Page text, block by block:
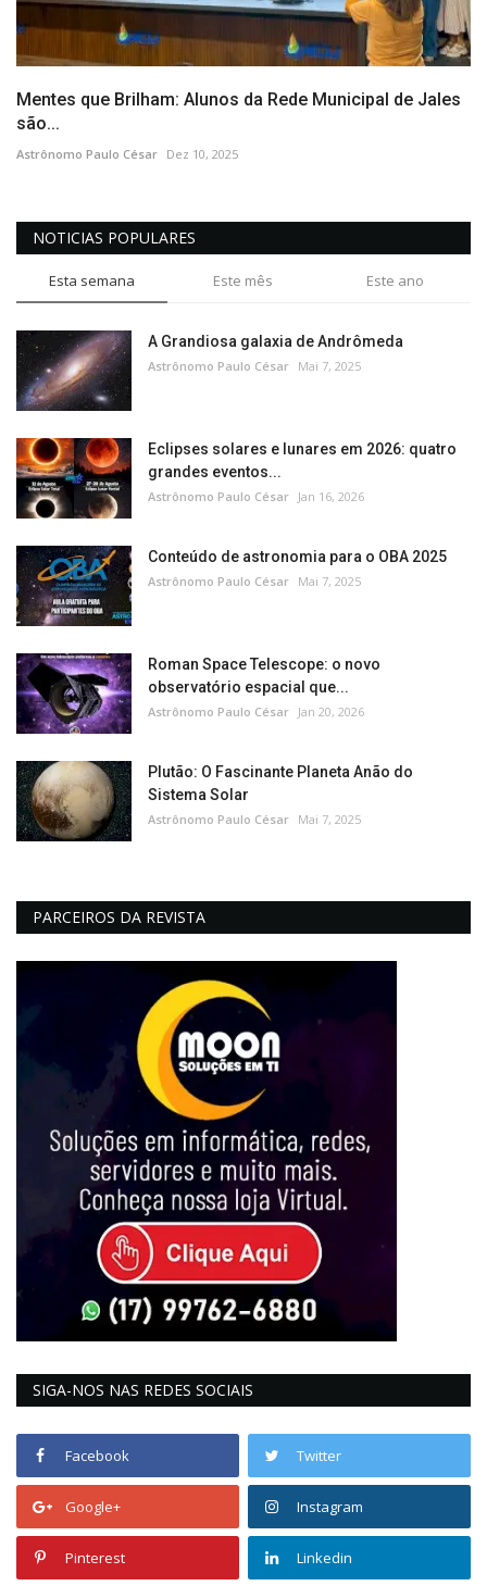
Mentes que Brilham: Alunos da Rede Municipal de Jales
são...
Astrônomo Paulo César Dez 10, 2025
NOTICIAS POPULARES
Esta semana Este mês Este ano
A Grandiosa galaxia de Andrômeda
Astrônomo Paulo César Mai 7, 2025
Eclipses solares e lunares em 2026: quatro
grandes eventos...
Astrônomo Paulo César Jan 16, 2026
Conteúdo de astronomia para o OBA 2025
Astrônomo Paulo César Mai 7, 2025
Roman Space Telescope: o novo
observatório espacial que...
Astrônomo Paulo César Jan 20, 2026
Plutão: O Fascinante Planeta Anão do
Sistema Solar
Astrônomo Paulo César Mai 7, 2025
PARCEIROS DA REVISTA
SIGA-NOS NAS REDES SOCIAIS
Facebook Twitter
Google+ Instagram
Pinterest Linkedin